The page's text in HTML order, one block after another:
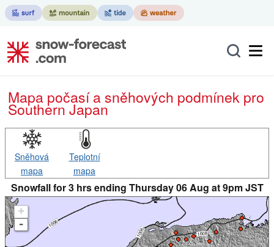
Mapa počasí a sněhových podmínek pro
Southern Japan
Sněhová
mapa
Teplotní
mapa
Snowfall for 3 hrs ending Thursday 06 Aug at 9pm JST
+
-